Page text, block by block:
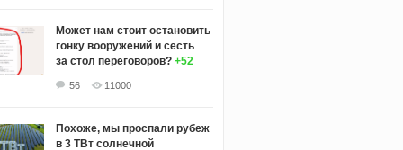
Может нам стоит остановить
гонку вооружений и сесть
за стол переговоров? +52
56 11000
Похоже, мы проспали рубеж
в 3 ТВт солнечной